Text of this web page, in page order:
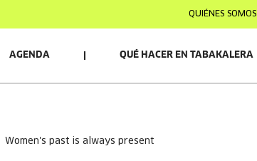
QUIÉNES SOMOS
AGENDA QUÉ HACER EN TABAKALERA
women's past is always present